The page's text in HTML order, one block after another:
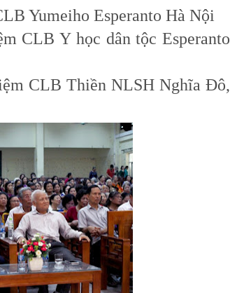
Yumeiho Esperanto Hà Nội
CLB Y học dân tộc Esperanto
CLB Thiền NLSH Nghĩa Đô,